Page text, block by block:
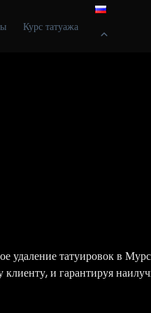
Курс татуажа
удаление татуировок в
клиенту, и гарантируя